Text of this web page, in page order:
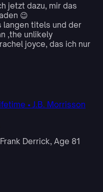
jetzt dazu, mir das
😉
langen titels und der
‚the unlikely
joyce, das ich nur
• J.B. Morrisson
Derrick, Age 81